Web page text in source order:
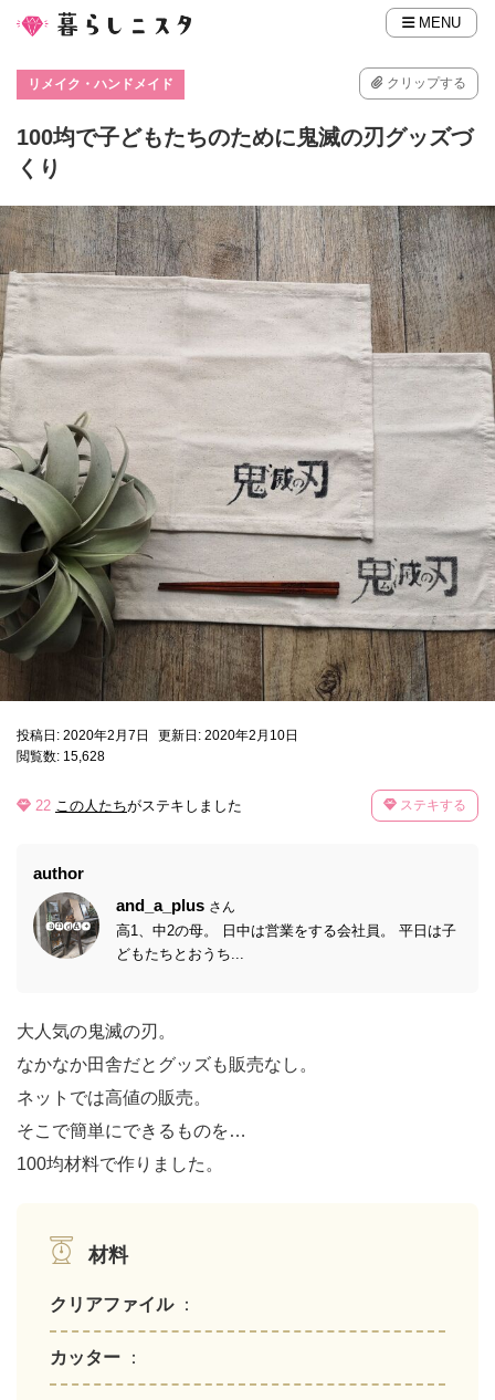
MENU
リメイク・ハンドメイド クリップする
100均で子どもたちのために鬼滅の刃グッズづ
くり
投稿日: 2020年2月7日
更新日: 2020年2月10日
閲覧数: 15,628
22 この人たちがステキしました ステキする
author
and_a_plus さん
高1、中2の母。 日中は営業をする会社員。 平日は子
どもたちとおうち...
大人気の鬼滅の刃。
なかなか田舎だとグッズも販売なし。
ネットでは高値の販売。
そこで簡単にできるものを…
100均材料で作りました。
材料
クリアファイル ：
カッター ：